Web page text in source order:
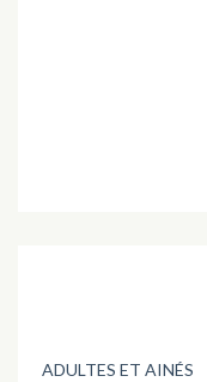
ADULTES ET AINÉS